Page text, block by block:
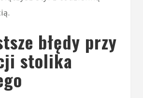
błędy przy
stolika